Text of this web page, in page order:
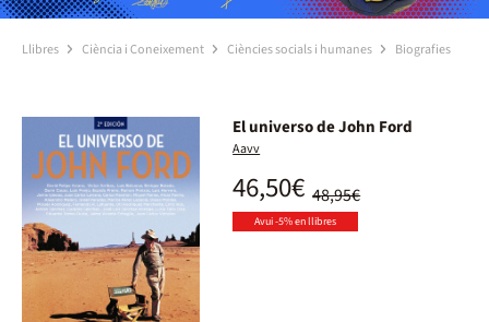
Llibres Ciència i Coneixement Ciències socials i humanes Biografies
El universo de John Ford
Aavv
48,95€
46,50€
Avui -5% en llibres